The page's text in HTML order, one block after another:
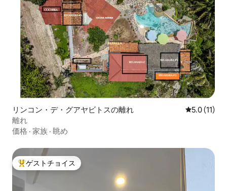
リンコン・デ・グアヤビトスの離れ レビュー11
5.0 (11)
離れ
価格 · 家族 · 眺め
大好評のゲストチョイスです。
ゲストチョイス